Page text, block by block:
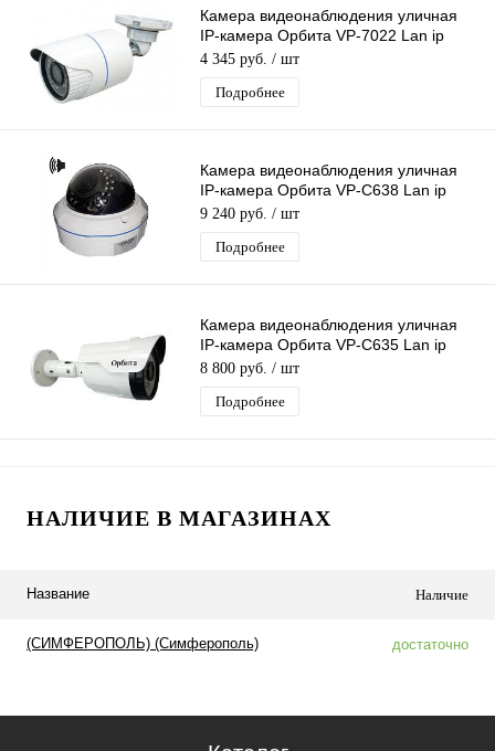
Камера видеонаблюдения уличная
IP-камера Орбита VP-7022 Lan ip
видеокамера 4 Mpix 3,6мм металл
4 345 руб. / шт
Подробнее
Камера видеонаблюдения уличная
IP-камера Орбита VP-C638 Lan ip
видеокамера 4 Mpix 3,6мм металл
9 240 руб. / шт
Подробнее
Камера видеонаблюдения уличная
IP-камера Орбита VP-C635 Lan ip
видеокамера 4 Mpix 3,6мм H.264
металл
8 800 руб. / шт
Подробнее
НАЛИЧИЕ В МАГАЗИНАХ
Название Наличие
(СИМФЕРОПОЛЬ) (Симферополь) достаточно